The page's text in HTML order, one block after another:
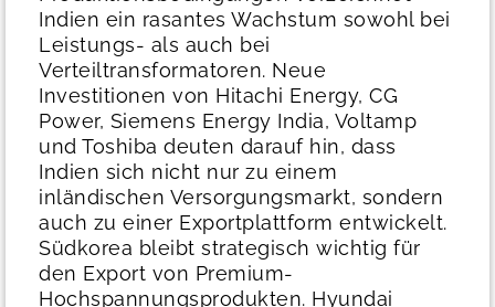
Indien ein rasantes Wachstum sowohl bei
Leistungs- als auch bei
Verteiltransformatoren. Neue
Investitionen von Hitachi Energy, CG
Power, Siemens Energy India, Voltamp
und Toshiba deuten darauf hin, dass
Indien sich nicht nur zu einem
inländischen Versorgungsmarkt, sondern
auch zu einer Exportplattform entwickelt.
Südkorea bleibt strategisch wichtig für
den Export von Premium-
Hochspannungsprodukten. Hyundai